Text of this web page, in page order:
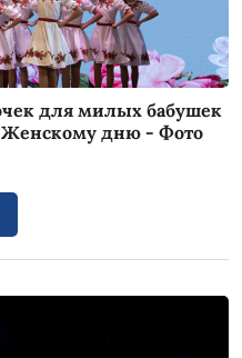
для милых бабушек
дню - Фото